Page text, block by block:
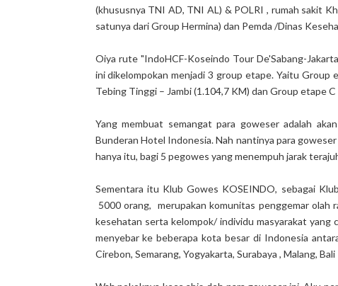
(khususnya TNI AD, TNI AL) & POLRI , rumah sakit
satunya dari Group Hermina) dan Pemda /Dinas
Oiya rute "IndoHCF-Koseindo Tour De'Sabang-
ini dikelompokan menjadi 3 group etape. Yaitu
Tebing Tinggi – Jambi (1.104,7 KM) dan Group etape
Yang membuat semangat para goweser adalah
Bunderan Hotel Indonesia. Nah nantinya para
hanya itu, bagi 5 pegowes yang menempuh jarak
Sementara itu Klub Gowes KOSEINDO, sebagai
5000 orang, merupakan komunitas penggemar
kesehatan serta kelompok/ individu masyarakat
menyebar ke beberapa kota besar di Indonesia
Cirebon, Semarang, Yogyakarta, Surabaya , Malang,